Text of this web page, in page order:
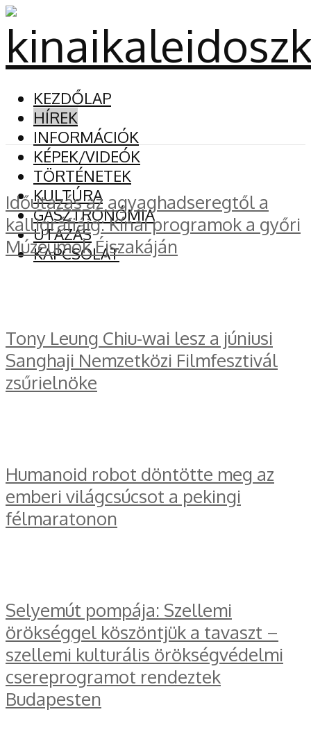
KEZDŐLAP
HÍREK
INFORMÁCIÓK
KÉPEK/VIDEÓK
TÖRTÉNETEK
KULTÚRA
GASZTRONÓMIA
UTAZÁS
KAPCSOLAT
Időutazás az agyaghadseregtől a
kalligráfiáig: Kínai programok a győri
Múzeumok Éjszakáján
Tony Leung Chiu-wai lesz a júniusi
Sanghaji Nemzetközi Filmfesztivál
zsűrielnöke
Humanoid robot döntötte meg az
emberi világcsúcsot a pekingi
félmaratonon
Selyemút pompája: Szellemi
örökséggel köszöntjük a tavaszt –
szellemi kulturális örökségvédelmi
csereprogramot rendeztek
Budapesten